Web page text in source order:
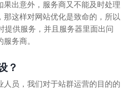
果出意外，服务商又不能及时处理
那这样对网站优化是致命的，所以
提供服务，并且服务器里面出问
务商。
？
人员，我们对于站群运营的目的的